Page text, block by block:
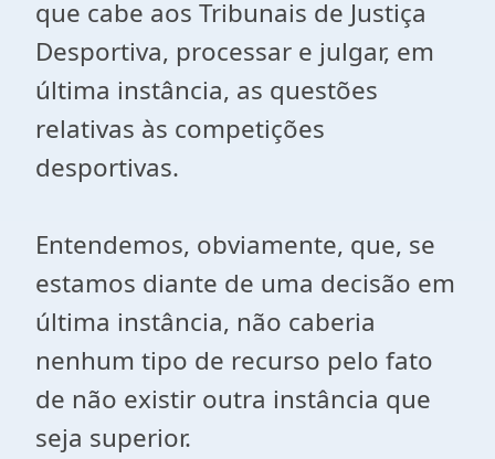
que cabe aos Tribunais de Justiça
Desportiva, processar e julgar, em
última instância, as questões
relativas às competições
desportivas.
Entendemos, obviamente, que, se
estamos diante de uma decisão em
última instância, não caberia
nenhum tipo de recurso pelo fato
de não existir outra instância que
seja superior.